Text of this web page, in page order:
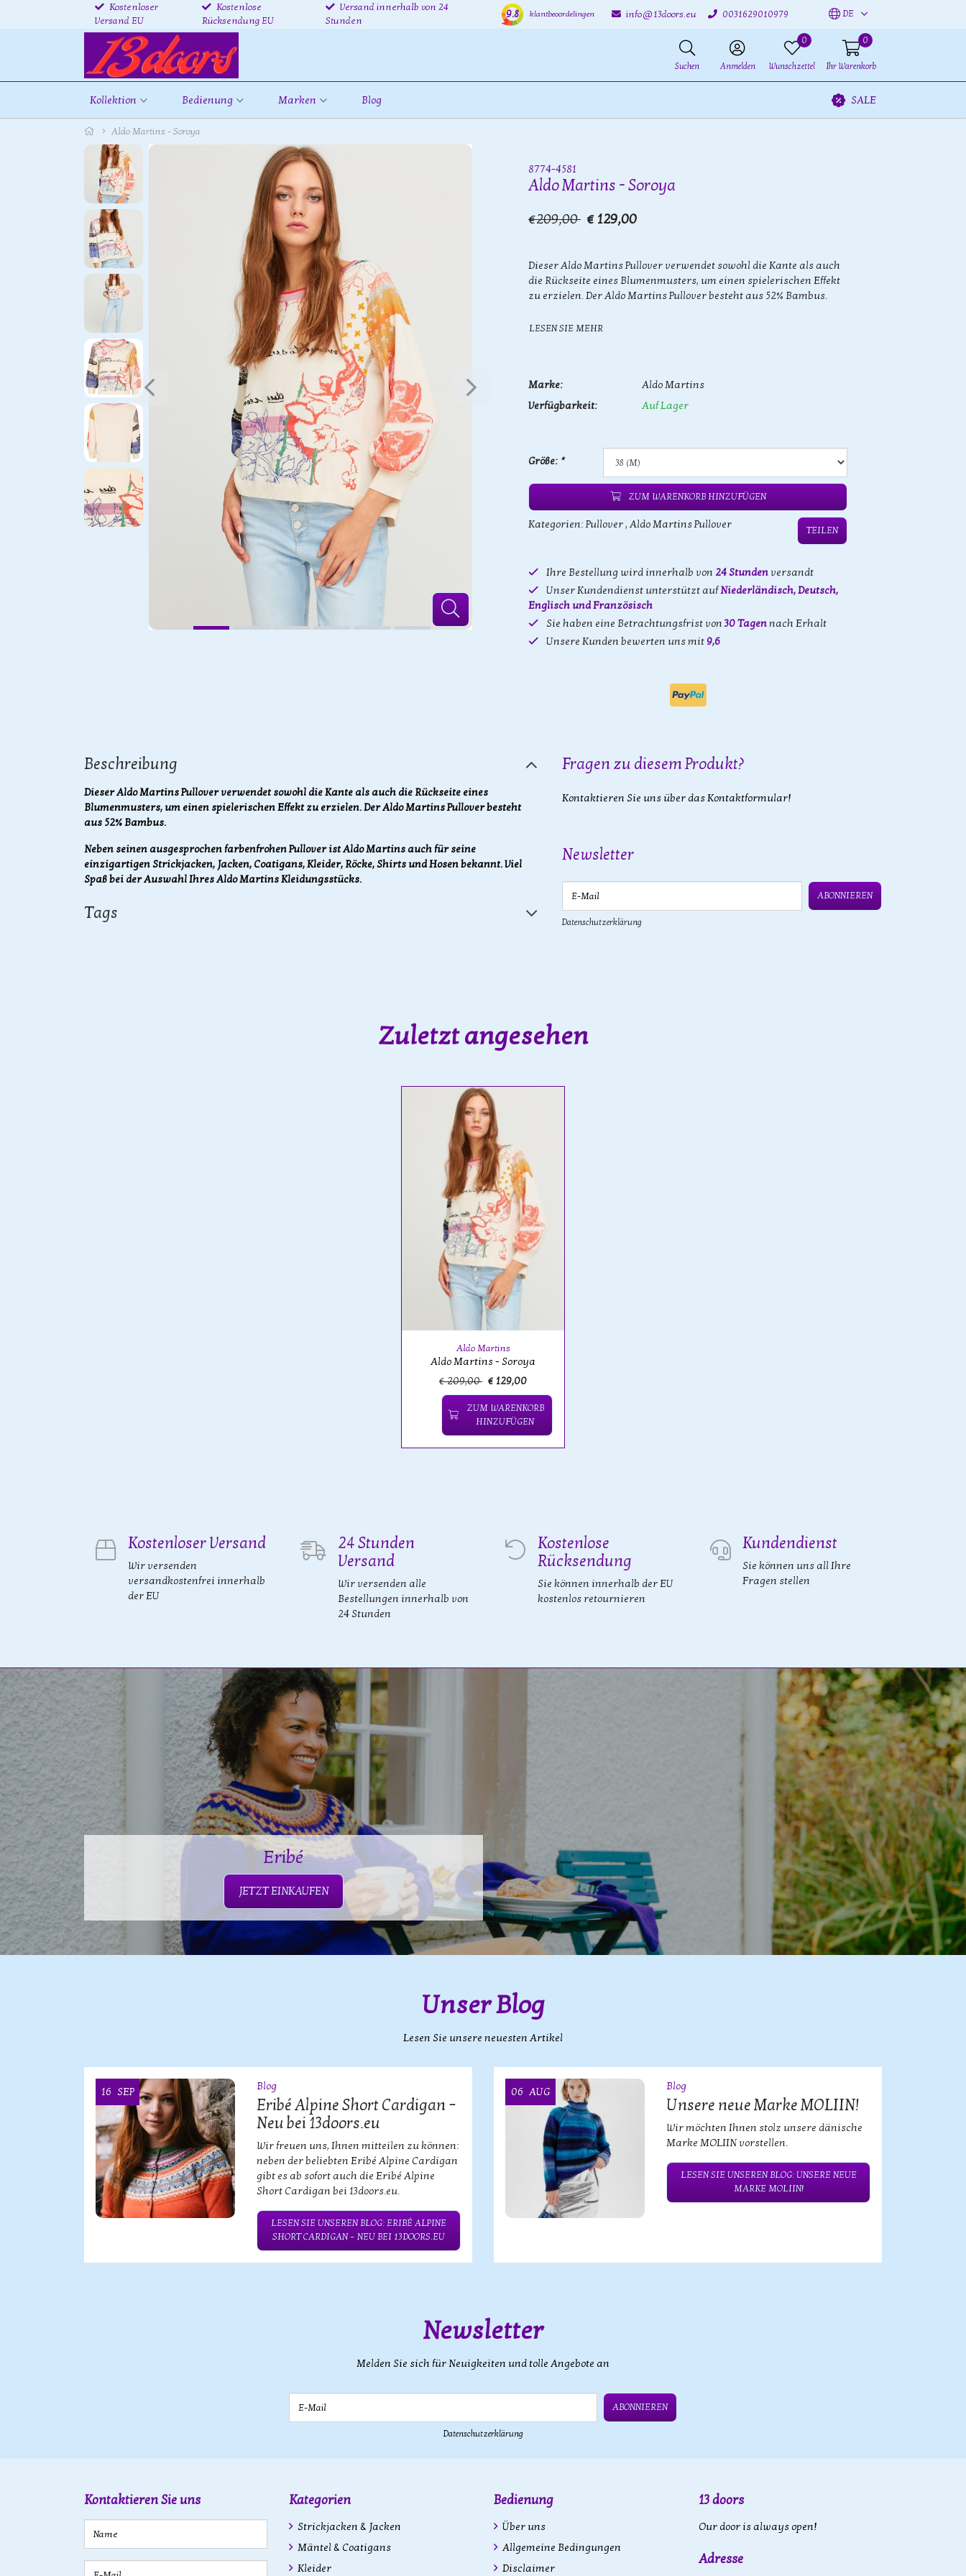
Kostenloser
Versand EU
Kostenlose
Rücksendung EU
Versand innerhalb von 24
Stunden
9.8 klantbeoordelingen info@13doors.eu 0031629010979 DE
Suchen Anmelden
0
Wunschzettel
0
Ihr Warenkorb
Kollektion Bedienung Marken Blog SALE
Aldo Martins - Soroya
8774-4581
Aldo Martins - Soroya
€209,00 € 129,00
Dieser Aldo Martins Pullover verwendet sowohl die Kante als auch
die Rückseite eines Blumenmusters, um einen spielerischen Effekt
zu erzielen. Der Aldo Martins Pullover besteht aus 52% Bambus.
LESEN SIE MEHR
Marke:
Aldo Martins
Verfügbarkeit:
Auf Lager
Größe: *
ZUM WARENKORB HINZUFÜGEN
Kategorien: Pullover, Aldo Martins Pullover TEILEN
Ihre Bestellung wird innerhalb von 24 Stunden versandt
Unser Kundendienst unterstützt aufNiederländisch, Deutsch,
Englisch und Französisch
Sie haben eine Betrachtungsfrist von30 Tagennach Erhalt
Unsere Kunden bewerten uns mit 9,6
Beschreibung
Dieser Aldo Martins Pullover verwendet sowohl die Kante als auch die Rückseite eines
Blumenmusters, um einen spielerischen Effekt zu erzielen. Der Aldo Martins Pullover besteht
aus 52% Bambus.
Neben seinen ausgesprochen farbenfrohen Pullover ist Aldo Martins auch für seine
einzigartigen Strickjacken, Jacken, Coatigans, Kleider, Röcke, Shirts und Hosen bekannt. Viel
Spaß bei der Auswahl Ihres Aldo Martins Kleidungsstücks.
Tags
Fragen zu diesem Produkt?
Kontaktieren Sie uns über das Kontaktformular!
Newsletter
E-Mail
ABONNIEREN
Datenschutzerklärung
Zuletzt angesehen
Aldo Martins
Aldo Martins - Soroya
€ 209,00 € 129,00
ZUM WARENKORB
HINZUFÜGEN
Kostenloser Versand
Wir versenden
versandkostenfrei innerhalb
der EU
24 Stunden
Versand
Wir versenden alle
Bestellungen innerhalb von
24 Stunden
Kostenlose
Rücksendung
Sie können innerhalb der EU
kostenlos retournieren
Kundendienst
Sie können uns all Ihre
Fragen stellen
Eribé
JETZT EINKAUFEN
Unser Blog
Lesen Sie unsere neuesten Artikel
16 SEP Blog
Eribé Alpine Short Cardigan –
Neu bei 13doors.eu
Wir freuen uns, Ihnen mitteilen zu können:
neben der beliebten Eribé Alpine Cardigan
gibt es ab sofort auch die Eribé Alpine
Short Cardigan bei 13doors.eu.
LESEN SIE UNSEREN BLOG: ERIBÉ ALPINE
SHORT CARDIGAN – NEU BEI 13DOORS.EU
06 AUG Blog
Unsere neue Marke MOLIIN!
Wir möchten Ihnen stolz unsere dänische
Marke MOLIIN vorstellen.
LESEN SIE UNSEREN BLOG: UNSERE NEUE
MARKE MOLIIN!
Newsletter
Melden Sie sich für Neuigkeiten und tolle Angebote an
E-Mail
ABONNIEREN
Datenschutzerklärung
Kontaktieren Sie uns Kategorien
Strickjacken & Jacken
Mäntel & Coatigans
Kleider
Bedienung
Über uns
Allgemeine Bedingungen
Disclaimer
13 doors
Our door is always open!
Adresse